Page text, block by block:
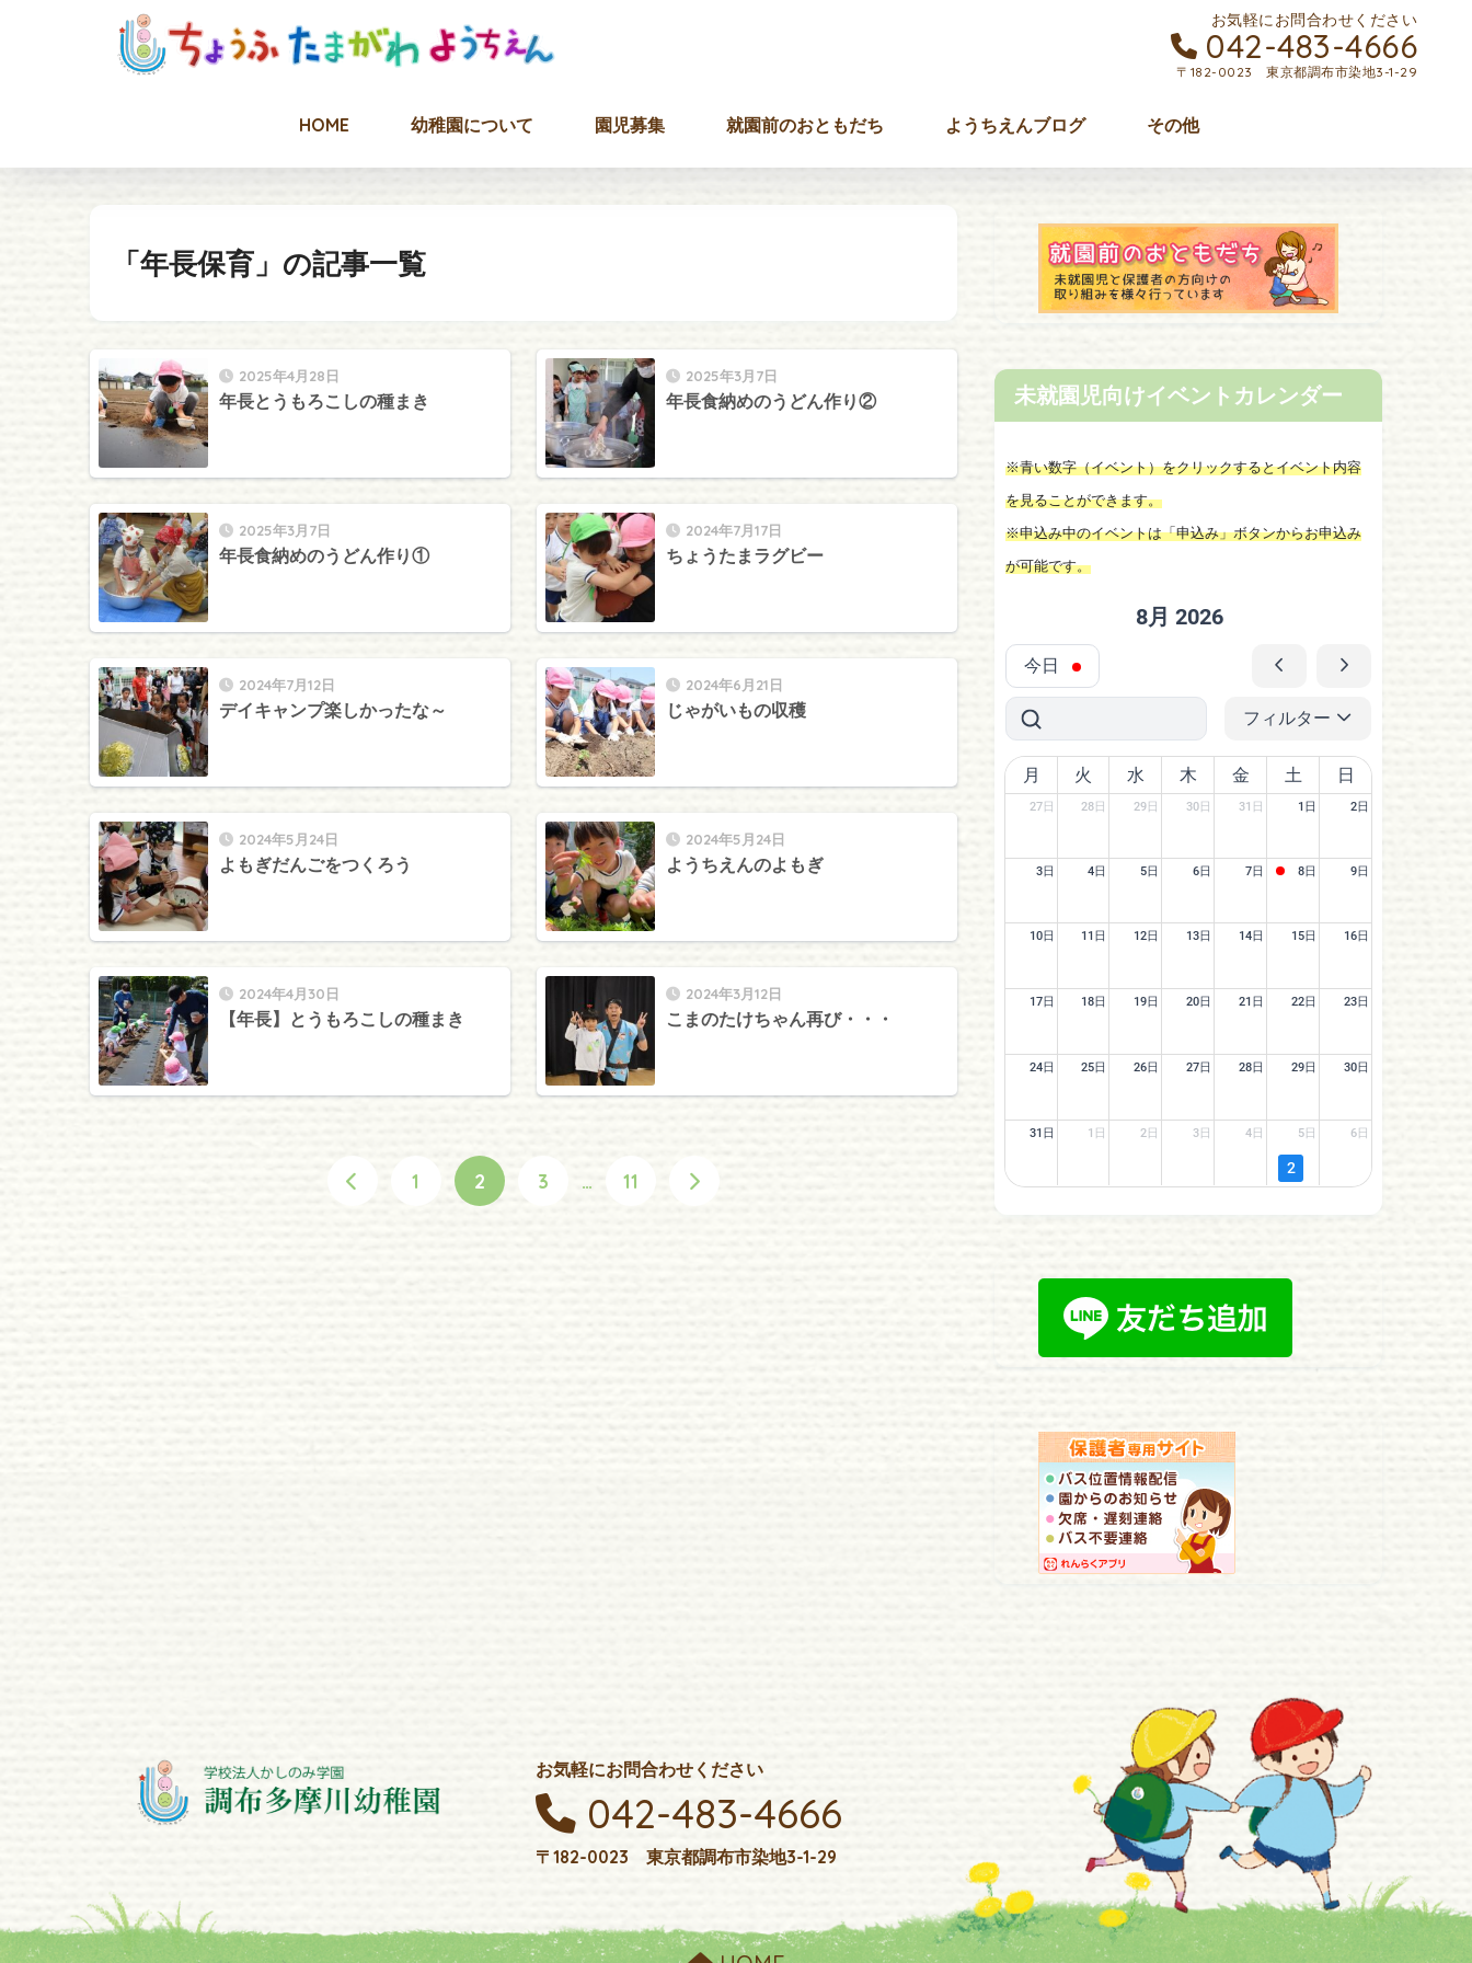
HOME 幼稚園について 園児募集 就園前のおともだち ようちえんブログ その他
お気軽にお問合わせください
042-483-4666
〒182-0023 東京都調布市染地3-1-29
「年長保育」の記事一覧
2025年4月28日
年長とうもろこしの種まき
2025年3月7日
年長食納めのうどん作り②
2025年3月7日
年長食納めのうどん作り①
2024年7月17日
ちょうたまラグビー
2024年7月12日
デイキャンプ楽しかったな～
2024年6月21日
じゃがいもの収穫
2024年5月24日
よもぎだんごをつくろう
2024年5月24日
ようちえんのよもぎ
2024年4月30日
【年長】とうもろこしの種まき
2024年3月12日
こまのたけちゃん再び・・・
1 2 3 … 11
未就園児向けイベントカレンダー
※青い数字（イベント）をクリックするとイベント内容
を見ることができます。
※申込み中のイベントは「申込み」ボタンからお申込み
が可能です。
今日
8月 2026
フィルター
月 火 水 木 金 土 日
27日 28日 29日 30日 31日 1日 2日
3日 4日 5日 6日 7日 8日 9日
10日 11日 12日 13日 14日 15日 16日
17日 18日 19日 20日 21日 22日 23日
24日 25日 26日 27日 28日 29日 30日
31日 1日 2日 3日 4日 5日
2
6日
お気軽にお問合わせください
042-483-4666
〒182-0023 東京都調布市染地3-1-29